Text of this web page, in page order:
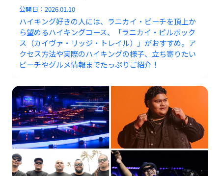
公開日：2026.01.10
ハイキング好きの人には、ラニカイ・ビーチを頂上か
ら望めるハイキングコース、「ラニカイ・ピルボック
ス（カイヴァ・リッジ・トレイル）」がおすすめ。ア
クセス方法や実際のハイキングの様子、立ち寄りたい
ビーチやグルメ情報までたっぷりご紹介！